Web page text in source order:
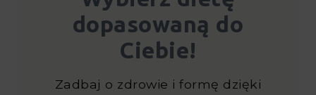
dopasowaną do
Ciebie!
Zadbaj o zdrowie i formę dzięki